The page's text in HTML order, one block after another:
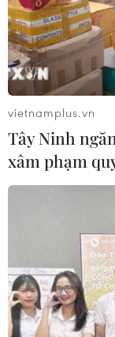
Sở hữu trí tuệ
RSS
Ngôn ngữ
Dịch vụ tin
Giấy phép số:
Quảng cáo: Phó
Điện thoại: (024)
39411348
Email:
vietnamplus.vn
Tây Ninh
xâm phạm